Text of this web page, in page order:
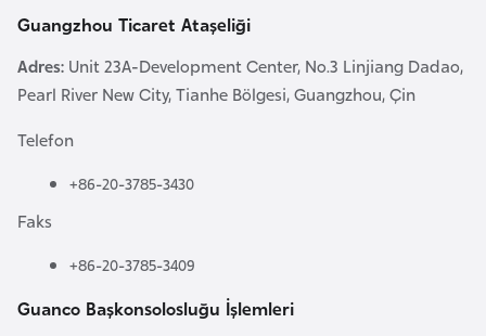
Guangzhou Ticaret Ataşeliği
Adres: Unit 23A-Development Center, No.3 Linjiang Dadao,
Pearl River New City, Tianhe Bölgesi, Guangzhou, Çin
Telefon
+86-20-3785-3430
Faks
+86-20-3785-3409
Guanco Başkonsolosluğu İşlemleri
l
a
d
ş
B